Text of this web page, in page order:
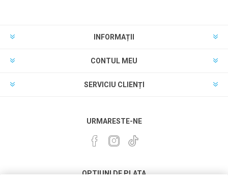
INFORMAȚII
CONTUL MEU
SERVICIU CLIENȚI
URMARESTE-NE
OPTIUNI DE PLATA